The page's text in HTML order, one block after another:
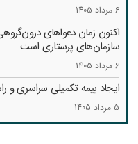
6 مرداد 1405
اکنون زمان دعواهای
سازمان‌های پرستاری است
6 مرداد 1405
ایجاد بیمه تکمیلی سراسری و
5 مرداد 1405